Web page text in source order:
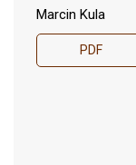
Marcin Kula
PDF